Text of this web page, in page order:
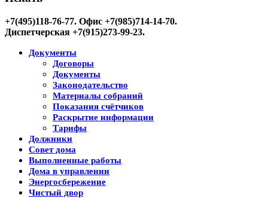
+7(495)118-76-77. Офис +7(985)714-14-70.
Диспетчерская +7(915)273-99-23.
Документы
Договоры
Документы
Законодательство
Материалы собраний
Показания счётчиков
Раскрытие информации
Тарифы
Должники
Совет дома
Выполненные работы
Дома в управлении
Энергосбережение
Чистый двор